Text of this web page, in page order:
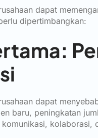
dapat
dipertimbangkan:
dapat
baru, peningkatan
kolaborasi,